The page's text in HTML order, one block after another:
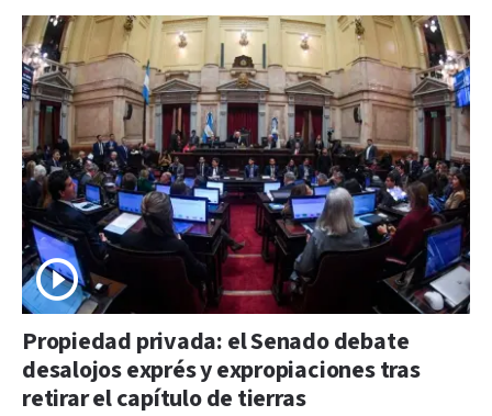
Propiedad privada: el Senado debate
desalojos exprés y expropiaciones tras
retirar el capítulo de tierras